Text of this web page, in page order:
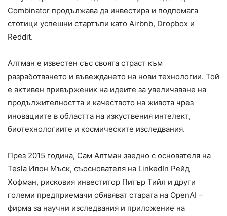
Combinator продължава да инвестира и подпомага
стотици успешни стартъпи като Airbnb, Dropbox и
Reddit.
Алтман е известен със своята страст към
разработването и въвеждането на нови технологии. Той
е активен привърженик на идеите за увеличаване на
продължителността и качеството на живота чрез
иновациите в областта на изкуствения интелект,
биотехнологиите и космическите изследвания.
През 2015 година, Сам Алтман заедно с основателя на
Tesla Илон Мъск, съоснователя на LinkedIn Рейд
Хофман, рисковия инвеститор Питър Тийл и други
големи предприемачи обявяват старата на OpenAI –
фирма за научни изследвания и приложение на